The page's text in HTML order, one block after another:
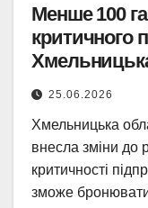
Менше 100
критичного
вимоги
25.06.2026
Хмельницька
внесла зміни до
критичності
зможе бронювати